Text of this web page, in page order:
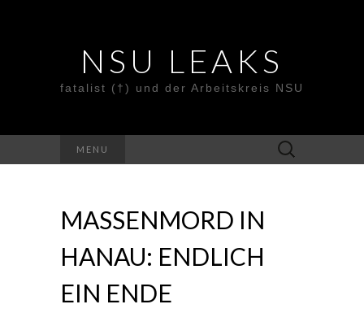
NSU LEAKS
fatalist (†) und der Arbeitskreis NSU
MENU
Suche
nach:
MASSENMORD IN
HANAU: ENDLICH
EIN ENDE